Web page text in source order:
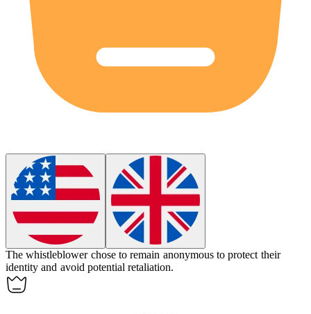
The whistleblower chose to remain anonymous to protect their
identity and avoid potential retaliation.